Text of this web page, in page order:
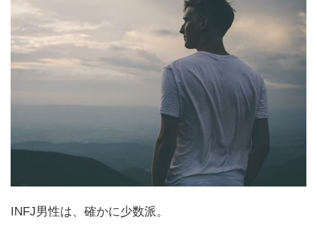
INFJ男性は、確かに少数派。